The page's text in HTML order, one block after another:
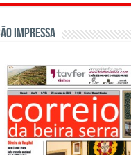
Impressa